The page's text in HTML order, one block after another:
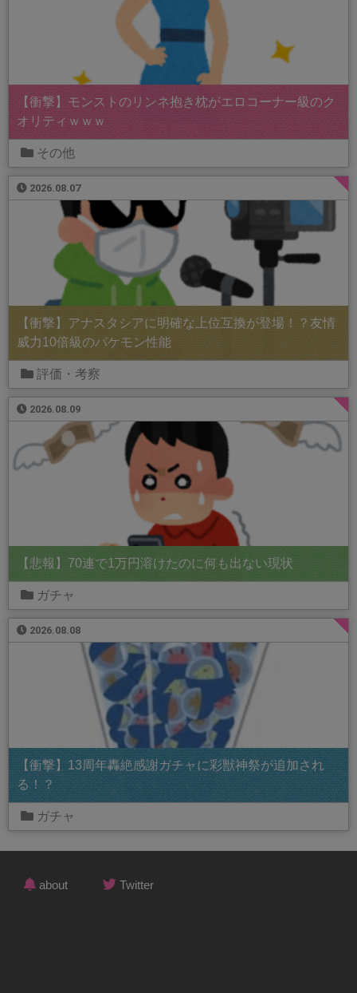
【衝撃】モンストのリンネ抱き枕がエロコーナー級のク
オリティｗｗｗ
その他
2026.08.07
【衝撃】アナスタシアに明確な上位互換が登場！？友情
威力10倍級のバケモン性能
評価・考察
2026.08.09
【悲報】70連で1万円溶けたのに何も出ない現状
ガチャ
2026.08.08
【衝撃】13周年轟絶感謝ガチャに彩獣神祭が追加され
る！？
ガチャ
about Twitter